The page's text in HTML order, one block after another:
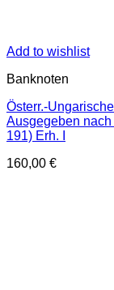
Add to wishlist
Banknoten
Österr.-
Ausgegeben nach
191) Erh. I
160,00 €